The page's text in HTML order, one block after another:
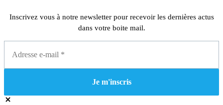
Inscrivez vous à notre newsletter pour recevoir les dernières actus
dans votre boite mail.